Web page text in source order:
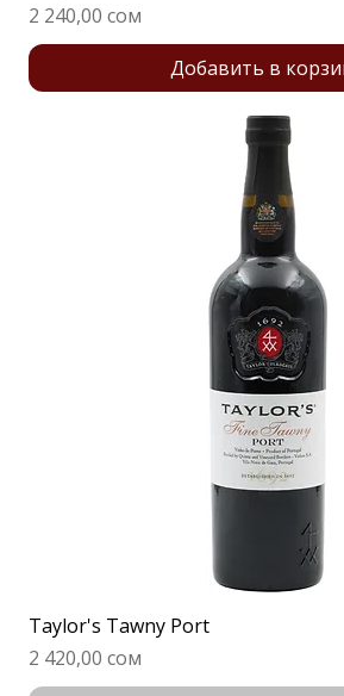
Цена
2 240,00 сом
Добавить в
Taylor's Tawny Port
Цена
2 420,00 сом